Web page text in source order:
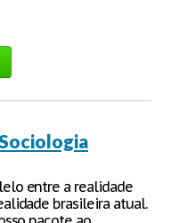
entre a realidade
brasileira atual.